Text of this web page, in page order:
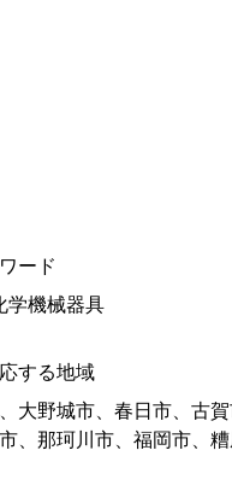
ード
学機械器具
する地域
大野城市、春日市、古
、那珂川市、福岡市、